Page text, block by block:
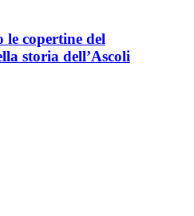
copertine del
storia dell’Ascoli